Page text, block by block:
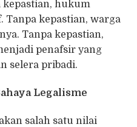
kepastian, hukum
kepastian, warga
Tanpa kepastian,
penafsir yang
selera pribadi.
Legalisme
salah satu nilai